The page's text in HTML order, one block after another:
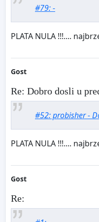
#79: -
PLATA NULA !!!....
Gost
Re: Dobro dosli u
#52: probisher -
PLATA NULA !!!....
Gost
Re: